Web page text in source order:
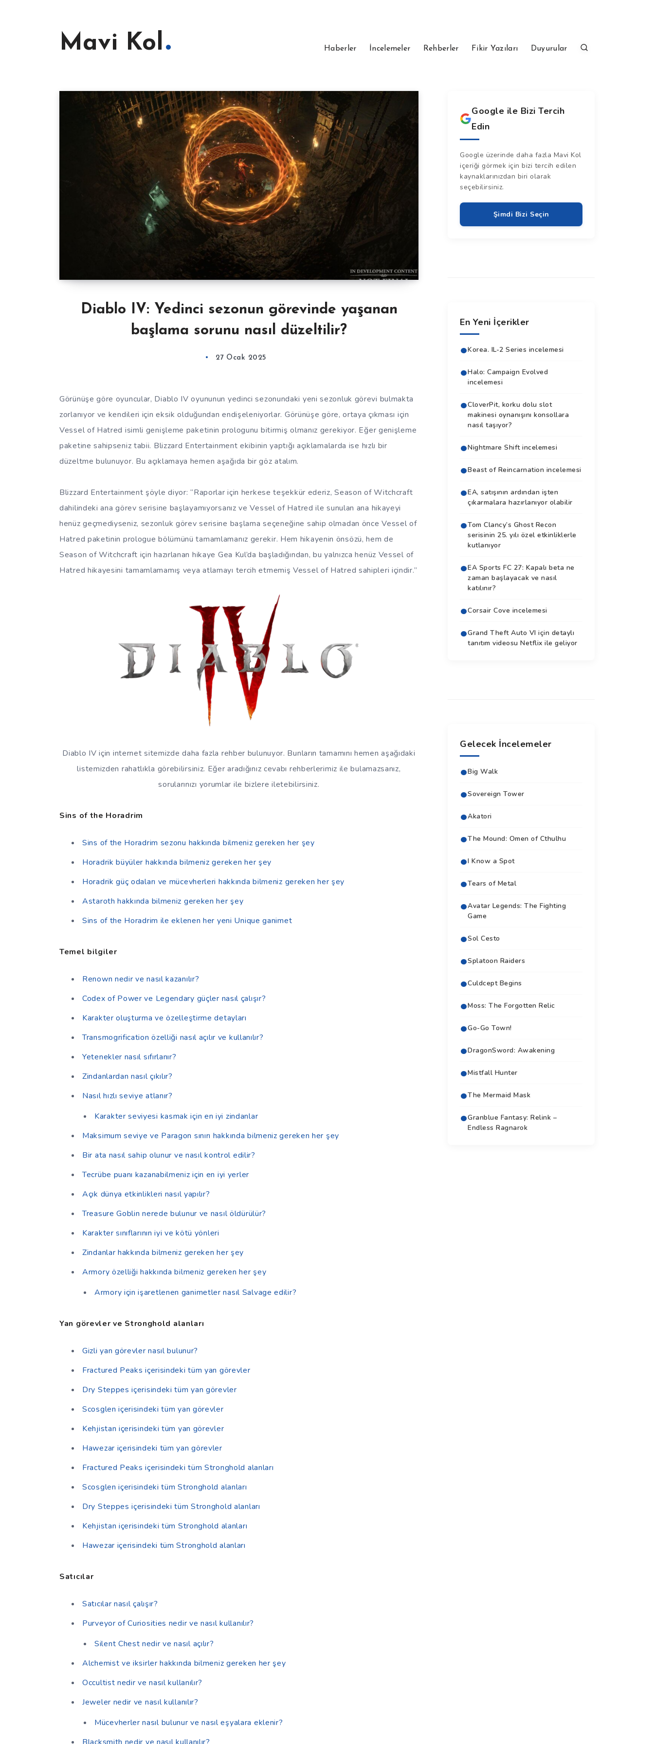
Mavi Kol Haberler İncelemeler Rehberler Fikir Yazıları Duyurular
Diablo IV: Yedinci sezonun görevinde yaşanan
başlama sorunu nasıl düzeltilir?
27 Ocak 2025
Görünüşe göre oyuncular, Diablo IV oyununun yedinci sezonundaki yeni sezonluk görevi bulmakta
zorlanıyor ve kendileri için eksik olduğundan endişeleniyorlar. Görünüşe göre, ortaya çıkması için
Vessel of Hatred isimli genişleme paketinin prologunu bitirmiş olmanız gerekiyor. Eğer genişleme
paketine sahipseniz tabii. Blizzard Entertainment ekibinin yaptığı açıklamalarda ise hızlı bir
düzeltme bulunuyor. Bu açıklamaya hemen aşağıda bir göz atalım.
Blizzard Entertainment şöyle diyor: “Raporlar için herkese teşekkür ederiz, Season of Witchcraft
dahilindeki ana görev serisine başlayamıyorsanız ve Vessel of Hatred ile sunulan ana hikayeyi
henüz geçmediyseniz, sezonluk görev serisine başlama seçeneğine sahip olmadan önce Vessel of
Hatred paketinin prologue bölümünü tamamlamanız gerekir. Hem hikayenin önsözü, hem de
Season of Witchcraft için hazırlanan hikaye Gea Kul’da başladığından, bu yalnızca henüz Vessel of
Hatred hikayesini tamamlamamış veya atlamayı tercih etmemiş Vessel of Hatred sahipleri içindir.”
Diablo IV için internet sitemizde daha fazla rehber bulunuyor. Bunların tamamını hemen aşağıdaki
listemizden rahatlıkla görebilirsiniz. Eğer aradığınız cevabı rehberlerimiz ile bulamazsanız,
sorularınızı yorumlar ile bizlere iletebilirsiniz.
Sins of the Horadrim
Sins of the Horadrim sezonu hakkında bilmeniz gereken her şey
Horadrik büyüler hakkında bilmeniz gereken her şey
Horadrik güç odaları ve mücevherleri hakkında bilmeniz gereken her şey
Astaroth hakkında bilmeniz gereken her şey
Sins of the Horadrim ile eklenen her yeni Unique ganimet
Temel bilgiler
Renown nedir ve nasıl kazanılır?
Codex of Power ve Legendary güçler nasıl çalışır?
Karakter oluşturma ve özelleştirme detayları
Transmogrification özelliği nasıl açılır ve kullanılır?
Yetenekler nasıl sıfırlanır?
Zindanlardan nasıl çıkılır?
Nasıl hızlı seviye atlanır?
Karakter seviyesi kasmak için en iyi zindanlar
Maksimum seviye ve Paragon sınırı hakkında bilmeniz gereken her şey
Bir ata nasıl sahip olunur ve nasıl kontrol edilir?
Tecrübe puanı kazanabilmeniz için en iyi yerler
Açık dünya etkinlikleri nasıl yapılır?
Treasure Goblin nerede bulunur ve nasıl öldürülür?
Karakter sınıflarının iyi ve kötü yönleri
Zindanlar hakkında bilmeniz gereken her şey
Armory özelliği hakkında bilmeniz gereken her şey
Armory için işaretlenen ganimetler nasıl Salvage edilir?
Yan görevler ve Stronghold alanları
Gizli yan görevler nasıl bulunur?
Fractured Peaks içerisindeki tüm yan görevler
Dry Steppes içerisindeki tüm yan görevler
Scosglen içerisindeki tüm yan görevler
Kehjistan içerisindeki tüm yan görevler
Hawezar içerisindeki tüm yan görevler
Fractured Peaks içerisindeki tüm Stronghold alanları
Scosglen içerisindeki tüm Stronghold alanları
Dry Steppes içerisindeki tüm Stronghold alanları
Kehjistan içerisindeki tüm Stronghold alanları
Hawezar içerisindeki tüm Stronghold alanları
Satıcılar
Satıcılar nasıl çalışır?
Purveyor of Curiosities nedir ve nasıl kullanılır?
Silent Chest nedir ve nasıl açılır?
Alchemist ve iksirler hakkında bilmeniz gereken her şey
Occultist nedir ve nasıl kullanılır?
Jeweler nedir ve nasıl kullanılır?
Mücevherler nasıl bulunur ve nasıl eşyalara eklenir?
Google ile Bizi Tercih
Edin
Google üzerinde daha fazla Mavi Kol
içeriği görmek için bizi tercih edilen
kaynaklarınızdan biri olarak
seçebilirsiniz.
Şimdi Bizi Seçin
En Yeni İçerikler
Korea. IL-2 Series incelemesi
Halo: Campaign Evolved
incelemesi
CloverPit, korku dolu slot
makinesi oynanışını konsollara
nasıl taşıyor?
Nightmare Shift incelemesi
Beast of Reincarnation incelemesi
EA, satışının ardından işten
çıkarmalara hazırlanıyor olabilir
Tom Clancy’s Ghost Recon
serisinin 25. yılı özel etkinliklerle
kutlanıyor
EA Sports FC 27: Kapalı beta ne
zaman başlayacak ve nasıl
katılınır?
Corsair Cove incelemesi
Grand Theft Auto VI için detaylı
tanıtım videosu Netflix ile geliyor
Gelecek İncelemeler
Big Walk
Sovereign Tower
Akatori
The Mound: Omen of Cthulhu
I Know a Spot
Tears of Metal
Avatar Legends: The Fighting
Game
Sol Cesto
Splatoon Raiders
Culdcept Begins
Moss: The Forgotten Relic
Go-Go Town!
DragonSword: Awakening
Mistfall Hunter
The Mermaid Mask
Granblue Fantasy: Relink –
Endless Ragnarok